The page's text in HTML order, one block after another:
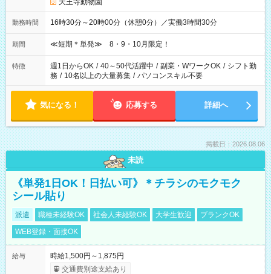
天王寺動物園
勤務時間 16時30分～20時00分（休憩0分）／実働3時間30分
期間 ≪短期＊単発≫ 8・9・10月限定！
特徴 週1日からOK / 40～50代活躍中 / 副業・WワークOK / シフト勤
務 / 10名以上の大量募集 / パソコンスキル不要
気になる！ 応募する 詳細へ
掲載日：2026.08.06
未読
《単発1日OK！日払い可》＊チラシのモクモク
シール貼り
派遣 職種未経験OK 社会人未経験OK 大学生歓迎
ブランクOK
WEB登録・面接OK
給与
時給1,500円～1,875円
交通費別途支給あり